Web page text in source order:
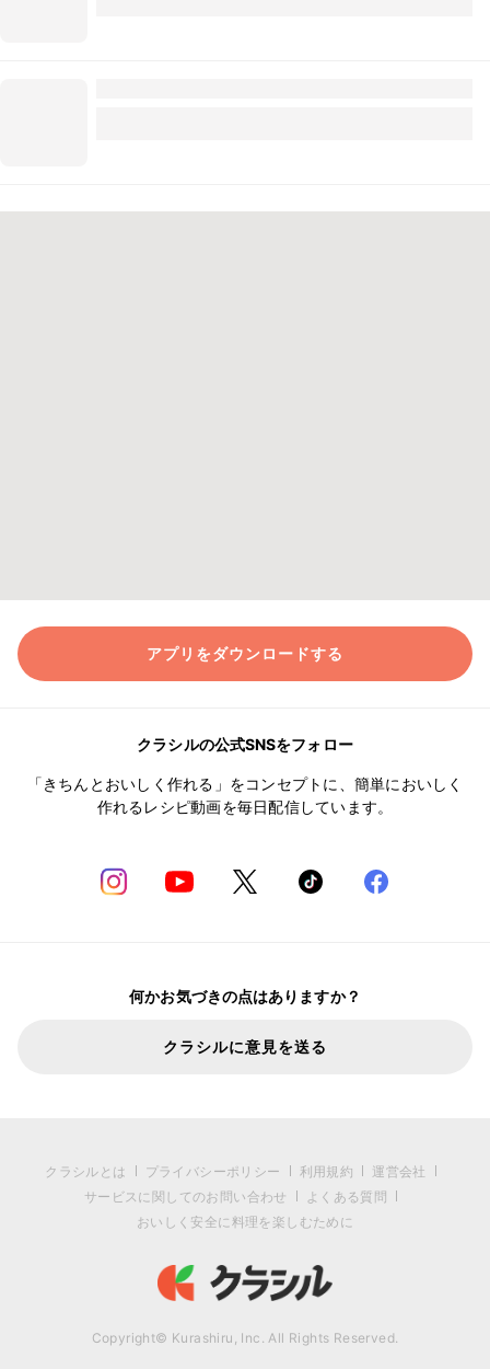
アプリをダウンロードする
クラシルの公式SNSをフォロー
「きちんとおいしく作れる」をコンセプトに、簡単においしく
作れるレシピ動画を毎日配信しています。
何かお気づきの点はありますか？
クラシルに意見を送る
クラシルとは プライバシーポリシー 利用規約
運営会社
サービスに関してのお問い合わせ
よくある質問
おいしく安全に料理を楽しむために
Copyright© Kurashiru, Inc. All Rights Reserved.